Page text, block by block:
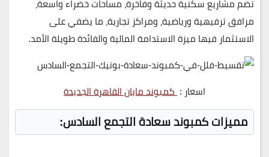
تضم مشاريع سكنية حديثة وفاخرة، مساحات خضراء واسعة،
مرافق ترفيهية ورياضية، ومراكز تجارية، ما يضفي على
الاستثمار فيها ميزة الاستدامة المالية والفائدة طويلة الأمد.
اسعار :كمبوند مايان القاهرة الجديدة
مميزات كمبوند سعادة التجمع السادس: